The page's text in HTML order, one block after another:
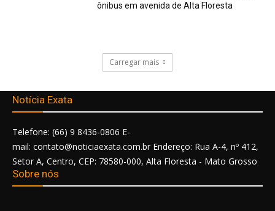
ônibus em avenida de Alta Floresta
Carregar mais
Notícia Exata
Telefone: (66) 9 8436-0806 E-
mail: contato@noticiaexata.com.br Endereço: Rua A-4, nº 412,
Setor A, Centro, CEP: 78580-000, Alta Floresta - Mato Grosso
Sobre nós